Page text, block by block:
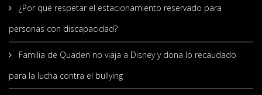
¿Por qué respetar el estacionamiento reservado para
personas con discapacidad?
Familia de Quaden no viaja a Disney y dona lo recaudado
para la lucha contra el bullying